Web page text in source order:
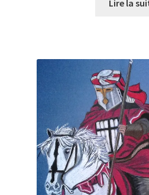
Lire la